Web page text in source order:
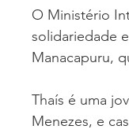
O Ministério
solidariedade
Manacapuru,
Thaís é uma
Menezes, e